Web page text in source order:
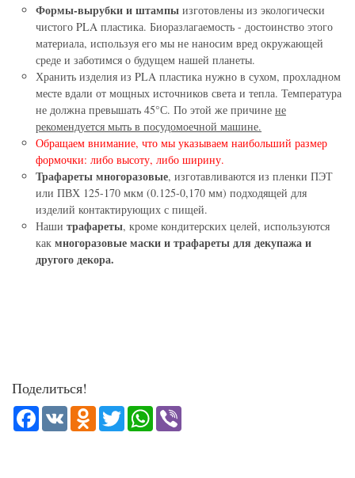
Формы-вырубки и штампы изготовлены из экологически
чистого PLA пластика. Биоразлагаемость - достоинство этого
материала, используя его мы не наносим вред окружающей
среде и заботимся о будущем нашей планеты.
Хранить изделия из PLA пластика нужно в сухом, прохладном
месте вдали от мощных источников света и тепла. Температура
не должна превышать 45°С. По этой же причине не
рекомендуется мыть в посудомоечной машине.
Обращаем внимание, что мы указываем наибольший размер
формочки: либо высоту, либо ширину.
Трафареты многоразовые, изготавливаются из пленки ПЭТ
или ПВХ 125-170 мкм (0.125-0,170 мм) подходящей для
изделий контактирующих с пищей.
Наши трафареты, кроме кондитерских целей, используются
как многоразовые маски и трафареты для декупажа и
другого декора.
Поделиться!
Facebook
VK Odnoklassniki
TwitterWhatsApp